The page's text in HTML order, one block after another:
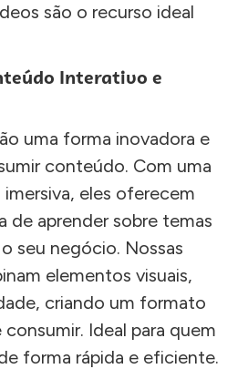
são o recurso ideal
Interativo e
uma forma inovadora e
conteúdo. Com uma
imersiva, eles oferecem
de aprender sobre temas
seu negócio. Nossas
elementos visuais,
criando um formato
Ideal para quem
forma rápida e eficiente.